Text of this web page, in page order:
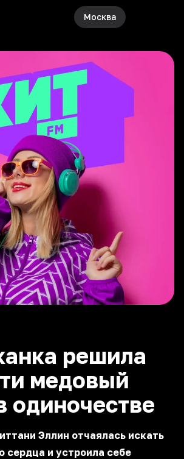
Москва
решила
медовый
одиночестве
Эллин отчаялась искать
сердца и устроила себе